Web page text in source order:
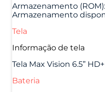
Armazenamento
Armazenamento
Tela
Informação de tela
Tela Max Vision 6.5” HD+
Bateria